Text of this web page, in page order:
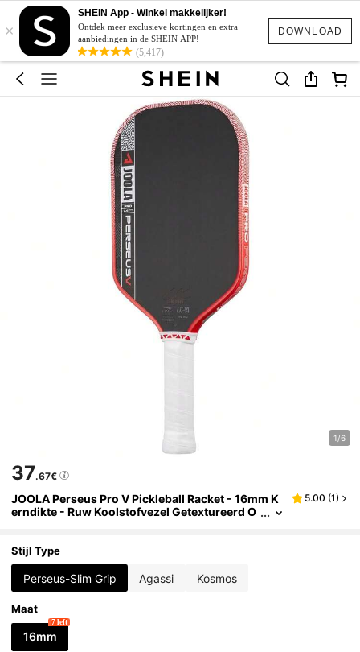
DOWNLOAD
×
SHEIN App - Winkel makkelijker!
Ontdek meer exclusieve kortingen en extra
aanbiedingen in de SHEIN APP!
(5,417)
1/6
37.67€
JOOLA Perseus Pro V Pickleball Racket - 16mm K
erndikte - Ruw Koolstofvezel Getextureerd O
ersteuning, Premium Controle en Lichtgewicht Pr
estaties, Oppervlak Verbeterde Matte Afwerking
5.00 (1)
Stijl Type
Perseus-Slim Grip Agassi Kosmos
Maat
16mm
7 left